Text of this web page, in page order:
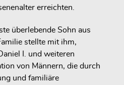
erreichten.
überlebende Sohn aus
stellte mit ihm,
I. und weiteren
von Männern, die durch
und familiäre